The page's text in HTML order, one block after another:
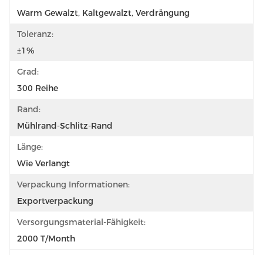
Warm Gewalzt, Kaltgewalzt, Verdrängung
Toleranz:
±1%
Grad:
300 Reihe
Rand:
Mühlrand-Schlitz-Rand
Länge:
Wie Verlangt
Verpackung Informationen:
Exportverpackung
Versorgungsmaterial-Fähigkeit:
2000 T/Month